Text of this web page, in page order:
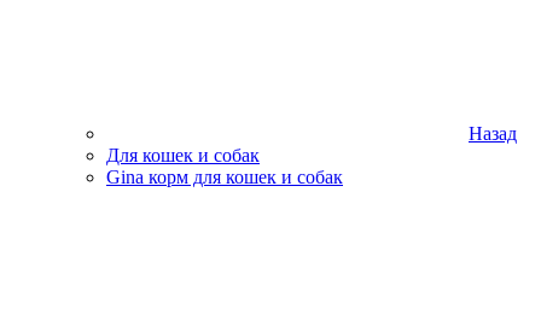
Назад
Для кошек и собак
Gina корм для кошек и собак